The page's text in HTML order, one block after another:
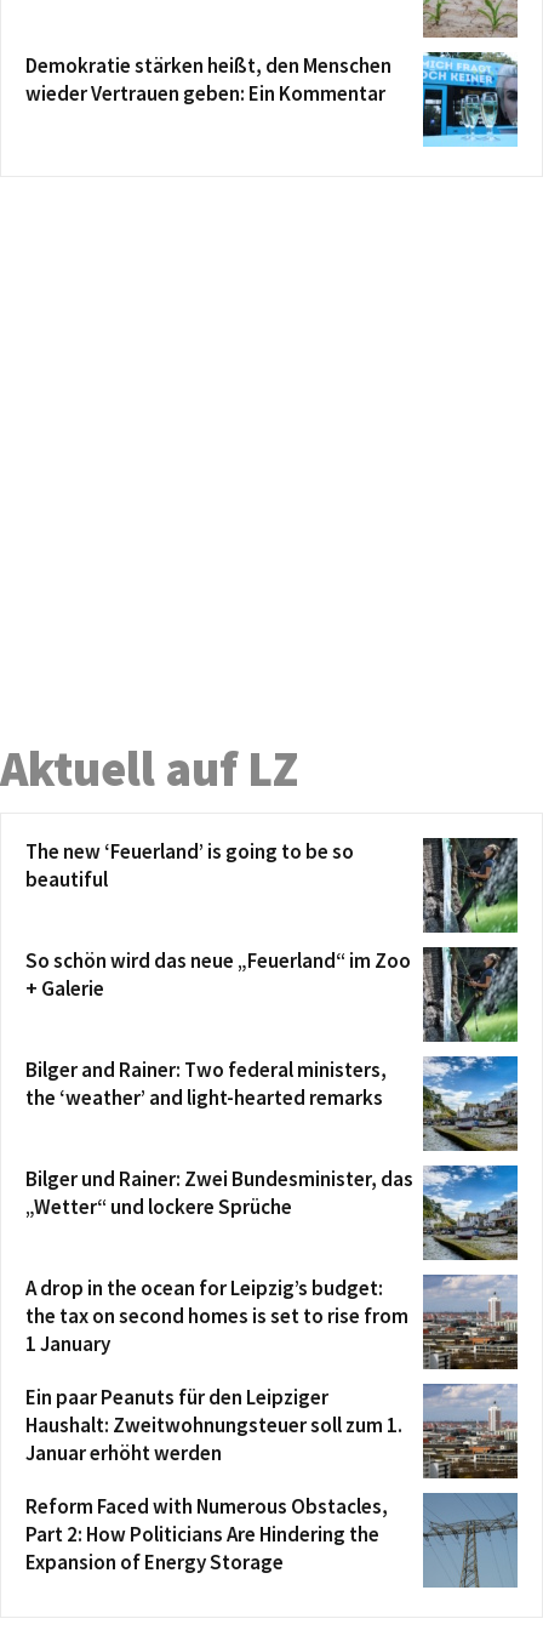
Demokratie stärken heißt, den Menschen
wieder Vertrauen geben: Ein Kommentar
Aktuell auf LZ
The new ‘Feuerland’ is going to be so
beautiful
So schön wird das neue „Feuerland“ im Zoo
+ Galerie
Bilger and Rainer: Two federal ministers,
the ‘weather’ and light-hearted remarks
Bilger und Rainer: Zwei Bundesminister, das
„Wetter“ und lockere Sprüche
A drop in the ocean for Leipzig’s budget:
the tax on second homes is set to rise from
1 January
Ein paar Peanuts für den Leipziger
Haushalt: Zweitwohnungsteuer soll zum 1.
Januar erhöht werden
Reform Faced with Numerous Obstacles,
Part 2: How Politicians Are Hindering the
Expansion of Energy Storage